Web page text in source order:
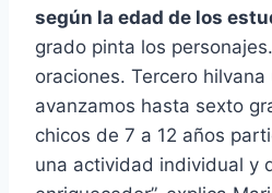
según la edad de los
grado pinta los
oraciones. Tercero
avanzamos hasta sexto
chicos de 7 a 12 años
una actividad individual y